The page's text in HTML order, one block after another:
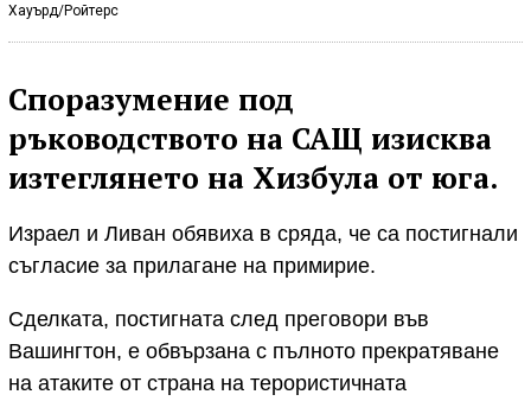
Хауърд/Ройтерс
Споразумение под
ръководството на САЩ изисква
изтеглянето на Хизбула от юга.
Израел и Ливан обявиха в сряда, че са постигнали
съгласие за прилагане на примирие.
Сделката, постигната след преговори във
Вашингтон, е обвързана с пълното прекратяване
на атаките от страна на терористичната